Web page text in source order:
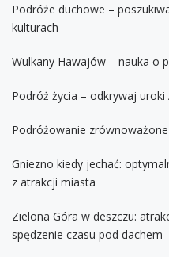
Podróże duchowe –
kulturach
Wulkany Hawajów – nauka o
Podróż życia – odkrywaj
Podróżowanie
Gniezno kiedy jechać:
z atrakcji miasta
Zielona Góra w deszczu:
spędzenie czasu pod dachem